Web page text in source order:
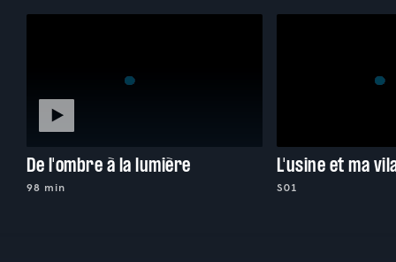
De l'ombre à la lumière
98 min S01